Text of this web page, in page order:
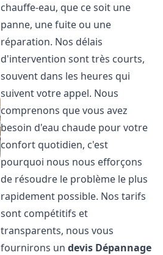
chauffe-eau, que ce soit une
panne, une fuite ou une
réparation. Nos délais
d'intervention sont très courts,
souvent dans les heures qui
suivent votre appel. Nous
comprenons que vous avez
besoin d'eau chaude pour votre
confort quotidien, c'est
pourquoi nous nous efforçons
de résoudre le problème le plus
rapidement possible. Nos tarifs
sont compétitifs et
transparents, nous vous
fournirons undevis Dépannage